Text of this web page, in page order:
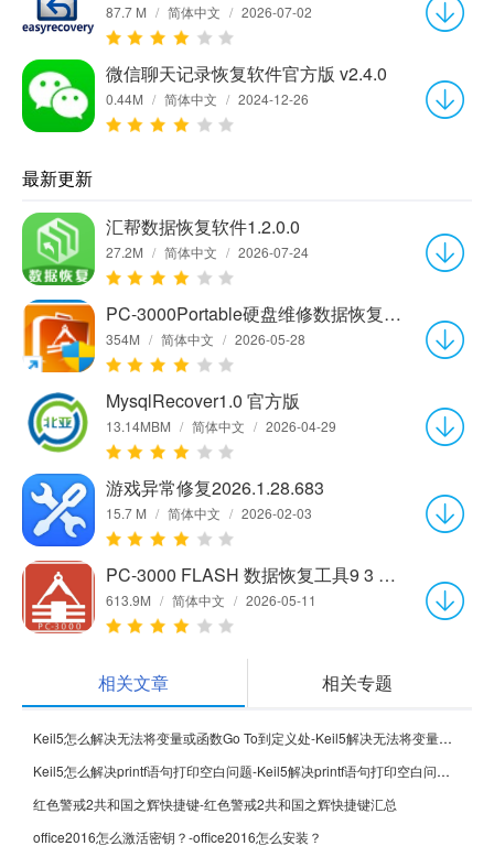
87.7 M / 简体中文 / 2026-07-02
微信聊天记录恢复软件官方版 v2.4.0
0.44M / 简体中文 / 2024-12-26
最新更新
汇帮数据恢复软件1.2.0.0
27.2M / 简体中文 / 2026-07-24
PC-3000Portable硬盘维修数据恢复软件7.8.21官方中文版
354M / 简体中文 / 2026-05-28
MysqlRecover1.0 官方版
13.14MBM / 简体中文 / 2026-04-29
游戏异常修复2026.1.28.683
15.7 M / 简体中文 / 2026-02-03
PC-3000 FLASH 数据恢复工具9 3 15 官方中文版
613.9M / 简体中文 / 2026-05-11
相关文章 相关专题
Keil5怎么解决无法将变量或函数Go To到定义处-Keil5解决无法将变量或函数Go To到定义处的方法
Keil5怎么解决printf语句打印空白问题-Keil5解决printf语句打印空白问题的方法
红色警戒2共和国之辉快捷键-红色警戒2共和国之辉快捷键汇总
office2016怎么激活密钥？-office2016怎么安装？